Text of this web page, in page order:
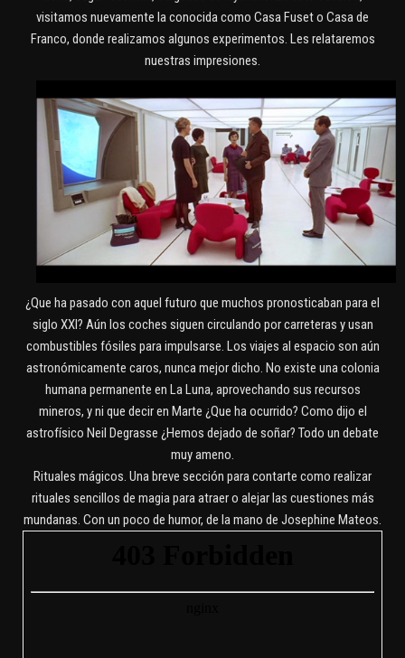
visitamos nuevamente la conocida como Casa Fuset o Casa de
Franco, donde realizamos algunos experimentos. Les relataremos
nuestras impresiones.
¿Que ha pasado con aquel futuro que muchos pronosticaban para el
siglo XXI? Aún los coches siguen circulando por carreteras y usan
combustibles fósiles para impulsarse. Los viajes al espacio son aún
astronómicamente caros, nunca mejor dicho. No existe una colonia
humana permanente en La Luna, aprovechando sus recursos
mineros, y ni que decir en Marte ¿Que ha ocurrido? Como dijo el
astrofísico Neil Degrasse ¿Hemos dejado de soñar? Todo un debate
muy ameno.
Rituales mágicos. Una breve sección para contarte como realizar
rituales sencillos de magia para atraer o alejar las cuestiones más
mundanas. Con un poco de humor, de la mano de Josephine Mateos.